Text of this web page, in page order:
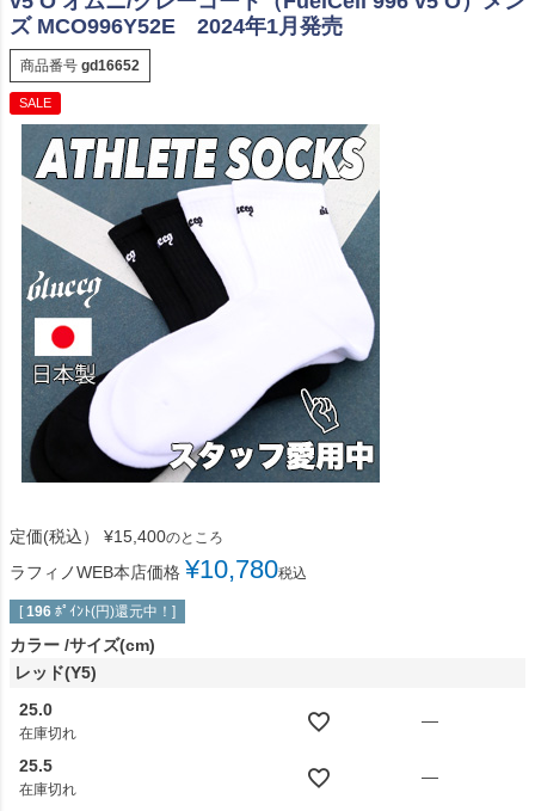
ズ MCO996Y52E 2024年1月発売
商品番号 gd16652
SALE
定価(税込） ¥15,400のところ
ラフィノWEB本店価格 ¥10,780税込
[ 196 ﾎﾟｲﾝﾄ(円)還元中！]
カラー サイズ(cm)
レッド(Y5)
25.0
在庫切れ
—
25.5
在庫切れ
—